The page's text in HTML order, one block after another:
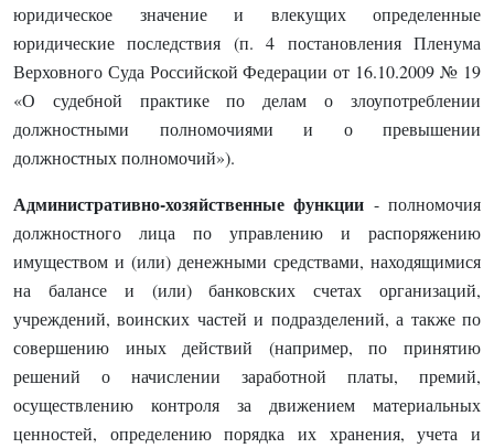
юридическое значение и влекущих определенные
юридические последствия (п. 4 постановления Пленума
Верховного Суда Российской Федерации от 16.10.2009 № 19
«О судебной практике по делам о злоупотреблении
должностными полномочиями и о превышении
должностных полномочий»).
Административно-хозяйственные функции - полномочия
должностного лица по управлению и распоряжению
имуществом и (или) денежными средствами, находящимися
на балансе и (или) банковских счетах организаций,
учреждений, воинских частей и подразделений, а также по
совершению иных действий (например, по принятию
решений о начислении заработной платы, премий,
осуществлению контроля за движением материальных
ценностей, определению порядка их хранения, учета и